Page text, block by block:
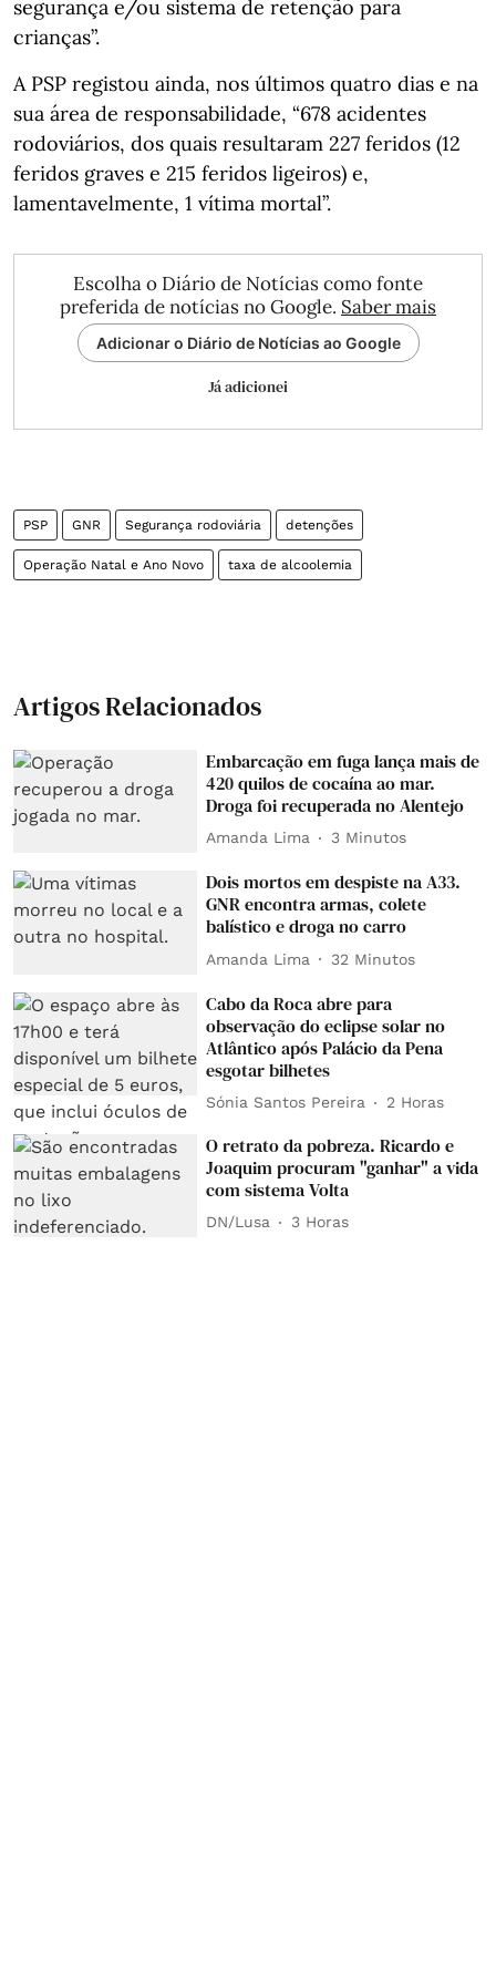
segurança e/ou sistema de retenção para
crianças”.
A PSP registou ainda, nos últimos quatro dias e na
sua área de responsabilidade, “678 acidentes
rodoviários, dos quais resultaram 227 feridos (12
feridos graves e 215 feridos ligeiros) e,
lamentavelmente, 1 vítima mortal”.
Escolha o Diário de Notícias como fonte
preferida de notícias no Google. Saber mais
Adicionar o Diário de Notícias ao Google
Já adicionei
PSP GNR Segurança rodoviária detenções
Operação Natal e Ano Novo taxa de alcoolemia
Artigos Relacionados
Embarcação em fuga lança mais de
420 quilos de cocaína ao mar.
Droga foi recuperada no Alentejo
Amanda Lima 3 Minutos
Dois mortos em despiste na A33.
GNR encontra armas, colete
balístico e droga no carro
Amanda Lima 32 Minutos
Cabo da Roca abre para
observação do eclipse solar no
Atlântico após Palácio da Pena
esgotar bilhetes
Sónia Santos Pereira 2 Horas
O retrato da pobreza. Ricardo e
Joaquim procuram "ganhar" a vida
com sistema Volta
DN/Lusa 3 Horas